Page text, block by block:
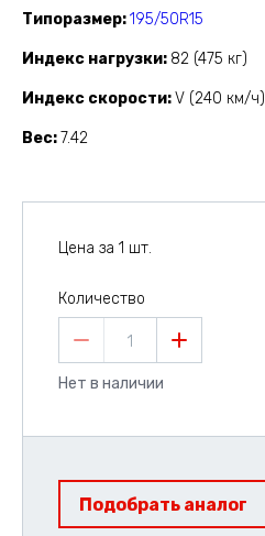
Типоразмер 195/50R15
Индекс нагрузки 82 (475 кг)
Индекс скорости V (240 км/ч)
Вес 7.42
Цена за 1 шт.
Количество
1
Нет в наличии
Подобрать аналог